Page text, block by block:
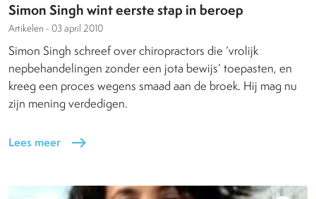
Simon Singh wint eerste stap in beroep
Artikelen - 03 april 2010
Simon Singh schreef over chiropractors die ‘vrolijk
nepbehandelingen zonder een jota bewijs’ toepasten, en
kreeg een proces wegens smaad aan de broek. Hij mag nu
zijn mening verdedigen.
Lees meer east